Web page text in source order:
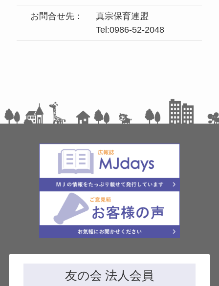
お問合せ先：
真宗保育連盟
Tel:0986-52-2048
友の会 法人会員